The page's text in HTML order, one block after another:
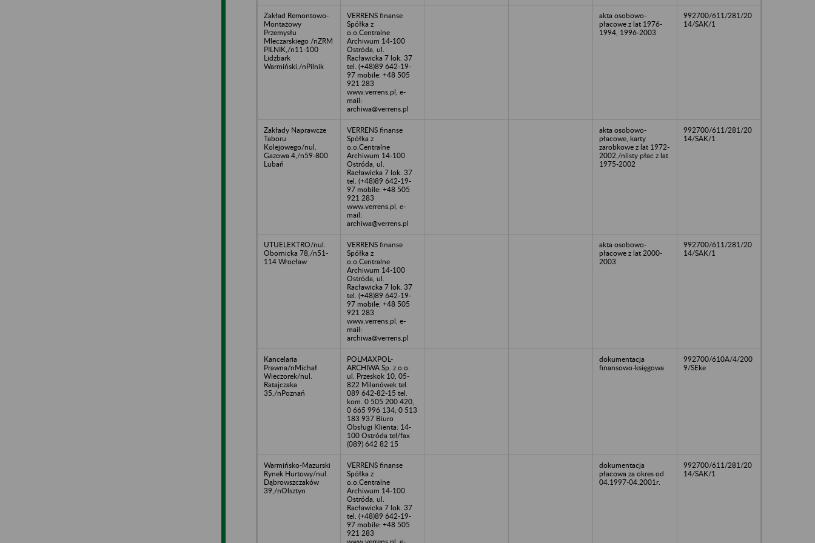
Zakład Remontowo-
Montażowy
Przemysłu
Mleczarskiego /nZRM
PILNIK,/n11-100
Lidzbark
Warmiński,/nPilnik
VERRENS finanse
Spółka z
o.o.Centralne
Archiwum 14-100
Ostróda, ul.
Racławicka 7 lok. 37
tel. (+48)89 642-19-
97 mobile: +48 505
921 283
www.verrens.pl, e-
mail:
archiwa@verrens.pl
akta osobowo-
płacowe z lat 1976-
1994, 1996-2003
992700/611/281/20
14/SAK/1
Zakłady Naprawcze
Taboru
Kolejowego/nul.
Gazowa 4,/n59-800
Lubań
VERRENS finanse
Spółka z
o.o.Centralne
Archiwum 14-100
Ostróda, ul.
Racławicka 7 lok. 37
tel. (+48)89 642-19-
97 mobile: +48 505
921 283
www.verrens.pl, e-
mail:
archiwa@verrens.pl
akta osobowo-
płacowe, karty
zarobkowe z lat 1972-
2002,/nlisty płac z lat
1975-2002
992700/611/281/20
14/SAK/1
UTUELEKTRO/nul.
Obornicka 78,/n51-
114 Wrocław
VERRENS finanse
Spółka z
o.o.Centralne
Archiwum 14-100
Ostróda, ul.
Racławicka 7 lok. 37
tel. (+48)89 642-19-
97 mobile: +48 505
921 283
www.verrens.pl, e-
mail:
archiwa@verrens.pl
akta osobowo-
płacowe z lat 2000-
2003
992700/611/281/20
14/SAK/1
Kancelaria
Prawna/nMichał
Wieczorek/nul.
Ratajczaka
35,/nPoznań
POLMAXPOL-
ARCHIWA Sp. z o.o.
ul. Przeskok 10, 05-
822 Milanówek tel.
089 642-82-15 tel.
kom. 0 505 200 420,
0 665 996 134; 0 513
183 937 Biuro
Obsługi Klienta: 14-
100 Ostróda tel/fax
(089) 642 82 15
dokumentacja
finansowo-księgowa
992700/610A/4/200
9/SEke
Warmińsko-Mazurski
Rynek Hurtowy/nul.
Dąbrowszczaków
39,/nOlsztyn
VERRENS finanse
Spółka z
o.o.Centralne
Archiwum 14-100
Ostróda, ul.
Racławicka 7 lok. 37
tel. (+48)89 642-19-
97 mobile: +48 505
921 283
dokumentacja
płacowa za okres od
04.1997-04.2001r.
992700/611/281/20
14/SAK/1